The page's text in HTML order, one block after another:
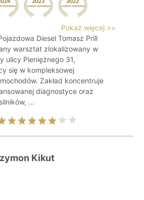
Pokaż więcej >>
Diesel Tomasz Prill
warsztat zlokalizowany w
ulicy Pieniężnego 31,
się w kompleksowej
Zakład koncentruje
diagnostyce oraz
...
Kikut